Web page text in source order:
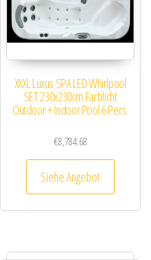
XXXL Luxus SPA LED Whirlpool
SET 230x230cm Farblicht
Outdoor + Indoor Pool 6 Pers.
€8,784.68
Siehe Angebot